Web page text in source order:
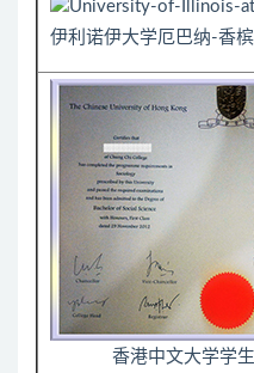
伊利诺伊大学厄巴纳-香
香港中文大学学